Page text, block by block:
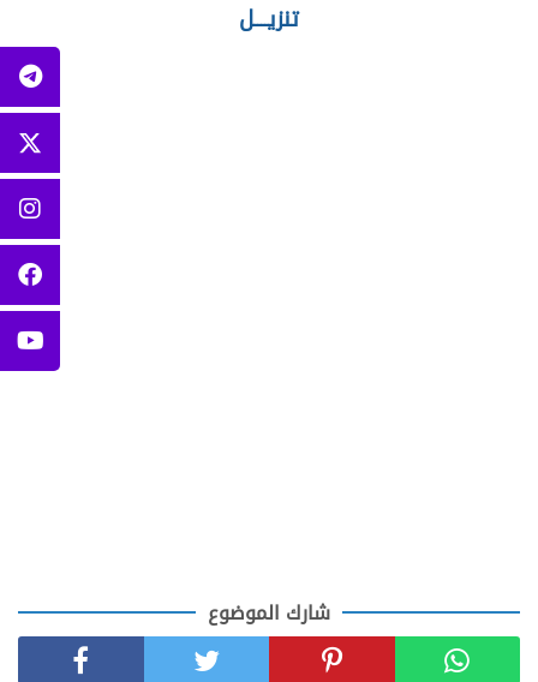
تنزيــــل
شارك الموضوع